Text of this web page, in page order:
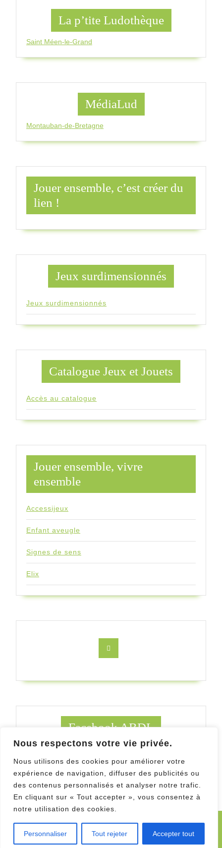
Nous respectons votre vie privée.
Nous utilisons des cookies pour améliorer votre
expérience de navigation, diffuser des publicités ou
des contenus personnalisés et analyser notre trafic.
En cliquant sur « Tout accepter », vous consentez à
notre utilisation des cookies.
Personnaliser Tout rejeter Accepter tout
La p’tite Ludothèque
Saint Méen-le-Grand
MédiaLud
Montauban-de-Bretagne
Jouer ensemble, c’est créer du
lien !
Jeux surdimensionnés
Jeux surdimensionnés
Catalogue Jeux et Jouets
Accès au catalogue
Jouer ensemble, vivre
ensemble
Accessijeux
Enfant aveugle
Signes de sens
Elix
Facebook ABDL
Ludes